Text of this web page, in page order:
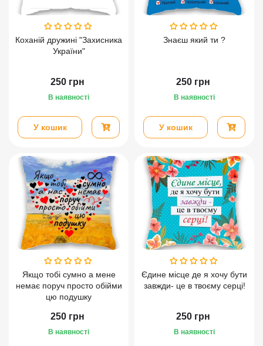
Коханій дружині "Захисника
України"
250 грн
В наявності
У кошик
Знаєш який ти ?
250 грн
В наявності
У кошик
Якщо тобі сумно а мене
немає поруч просто обійми
цю подушку
250 грн
В наявності
Єдине місце де я хочу бути
завжди- це в твоєму серці!
250 грн
В наявності